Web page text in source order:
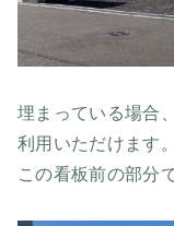
埋まっている場合
利用いただけます。
この看板前の部分